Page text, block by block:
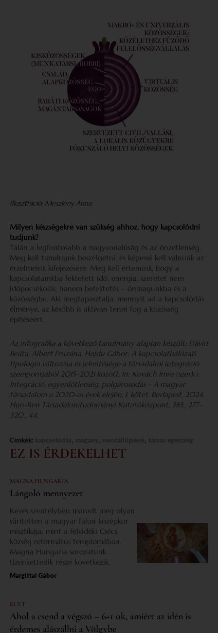
Illusztráció: Meszleny Anna
Milyen készségekre van szükség ahhoz, hogy kapcsolódni
tudjunk?
Talán a legfontosabb a nagyvonalúság és az önzetlenség.
Meg kell tanulnunk beszélgetni, és képessé kell válnunk az
érzelmeink kifejezésére. Meg kell értenünk, hogy a
kapcsolatainkba fektetett idő, energia, szeretet nem
időpocsékolás, hanem befektetés – önmagunkba és a
közösségbe. Aki megtapasztalja, mennyit ad a kapcsolódás
élménye, az később is aktívan tenni fog a közösség
építéséért.
Az infografika a következő tanulmány alapján készült: Dávid
Beáta, Albert Fruzsina, Hajdu Gábor: A kapcsolathálózati
tipológia változása és jelentősége a társadalmi integráció
szempontjából 2015–2021 között. In: Kovách Imre (szerk.):
Integráció, egyenlőtlenség, polgárosodás – A magyar
társadalom a 2020-as évek elején, 1. kötet. Budapest, 2024,
Hun-Ren Társadalomtudományi Kutatóközpont, 385., 277–
320., 44.
Címkék: , , ,
EZ IS ÉRDEKELHET
MAGNA HUNGARIA
Lángoló mennyezet
Kevés szentélyben maradt meg olyan
sűrítetten a magyar falusi középkor
misztikája, mint a felvidéki Csécs
község református templomában.
Magna Hungaria sorozatunk
tizenkettedik része következik.
Margittai Gábor
KULT
Ahol a csend a végszó – 6+1 ok, amiért az idén is
érdemes alászállni a Völgybe